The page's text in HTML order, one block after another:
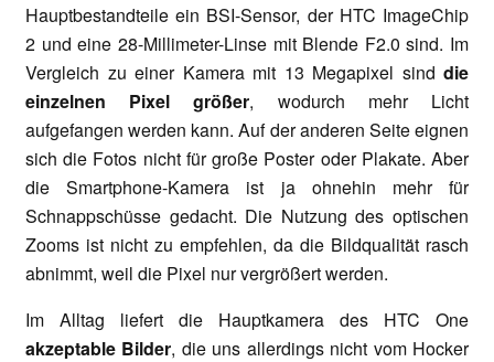
Hauptbestandteile ein BSI-Sensor, der HTC ImageChip
2 und eine 28-Millimeter-Linse mit Blende F2.0 sind. Im
Vergleich zu einer Kamera mit 13 Megapixel sind die
einzelnen Pixel größer, wodurch mehr Licht
aufgefangen werden kann. Auf der anderen Seite eignen
sich die Fotos nicht für große Poster oder Plakate. Aber
die Smartphone-Kamera ist ja ohnehin mehr für
Schnappschüsse gedacht. Die Nutzung des optischen
Zooms ist nicht zu empfehlen, da die Bildqualität rasch
abnimmt, weil die Pixel nur vergrößert werden.
Im Alltag liefert die Hauptkamera des HTC One
akzeptable Bilder, die uns allerdings nicht vom Hocker